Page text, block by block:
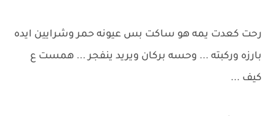
رحت كعدت يمه هو ساكت بس عيونه حمر وشرايين ايده
بارزه وركبته ... وحسه بركان ويريد ينفجر ... همست ع
كيف ...